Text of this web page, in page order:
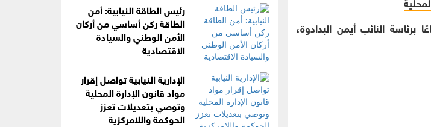
برئاسة النائب أيمن البدادوة،
رئيس الطاقة النيابية: أمن
الطاقة ركن أساسي من أركان
الأمن الوطني والسيادة
الاقتصادية
الإدارية النيابية تواصل إقرار
مواد قانون الإدارة المحلية
وتوصي بتعديلات تعزز
الحوكمة واللامركزية